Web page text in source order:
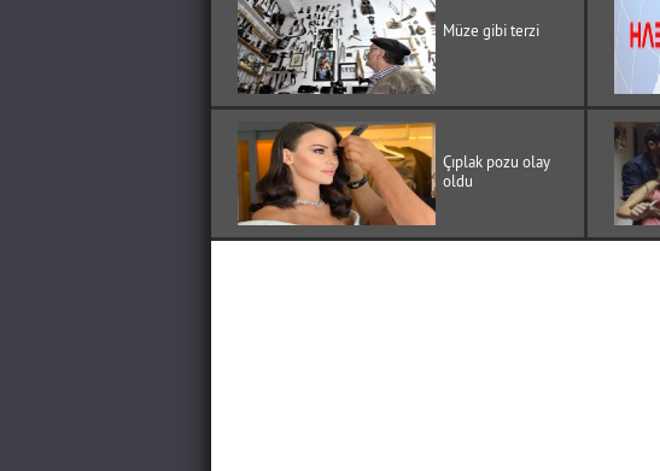
Müze gibi terzi
Çıplak pozu olay
oldu